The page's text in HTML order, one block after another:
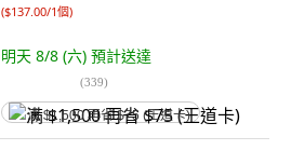
($137.00/1個)
明天 8/8 (六) 預計送達
(339)
满 $1,500 再省 $75 (王道卡)